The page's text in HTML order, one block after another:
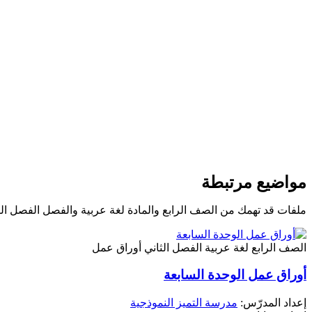
مواضيع مرتبطة
ملفات قد تهمك من الصف الرابع والمادة لغة عربية والفصل الفصل
الصف الرابع لغة عربية الفصل الثاني أوراق عمل
أوراق عمل الوحدة السابعة
إعداد المدرّس: مدرسة التميز النموذجية